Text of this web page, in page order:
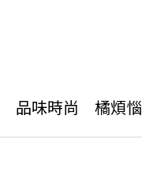
品味時尚 橘煩惱